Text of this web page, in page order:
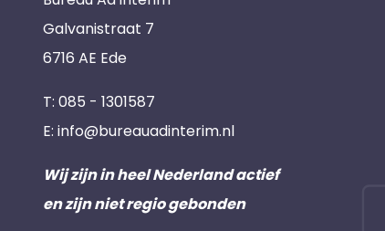
Galvanistraat 7
6716 AE Ede
T: 085 - 1301587
E: info@bureauadinterim.nl
Wij zijn in heel Nederland actief
en zijn niet regio gebonden